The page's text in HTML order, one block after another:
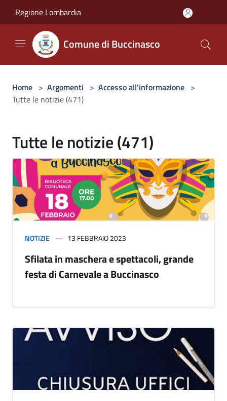
Regione Lombardia
Comune di Buccinasco
Home > Argomenti > Accesso all'informazione >
Tutte le notizie (471)
Tutte le notizie (471)
NOTIZIE 13 FEBBRAIO 2023
Sfilata in maschera e spettacoli, grande
festa di Carnevale a Buccinasco